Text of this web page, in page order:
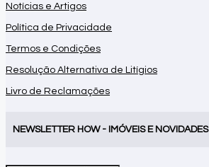
Notícias e Artigos
Política de Privacidade
Termos e Condições
Resolução Alternativa de Litígios
Livro de Reclamações
NEWSLETTER HOW - IMÓVEIS E NOVIDADES